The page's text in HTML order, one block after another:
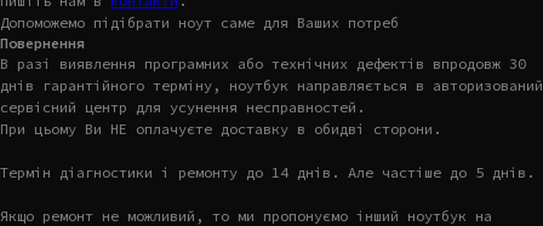
Допоможемо підібрати ноут саме для Ваших потреб
Повернення
В разі виявлення програмних або технічних дефектів впродовж 30
днів гарантійного терміну, ноутбук направляється в авторизований
сервісний центр для усунення несправностей.
При цьому Ви НЕ оплачуєте доставку в обидві сторони.
Термін діагностики і ремонту до 14 днів. Але частіше до 5 днів.
Якщо ремонт не можливий, то ми пропонуємо інший ноутбук на